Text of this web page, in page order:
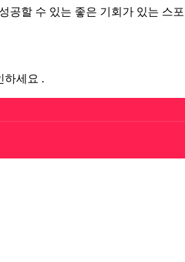
할 수 있는 좋은 기회가 있는 스
하세요 .